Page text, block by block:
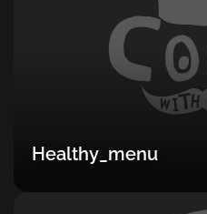
Healthy_menu